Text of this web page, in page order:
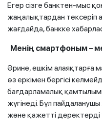
Егер сізге банктен-мыс
жаңалықтардан тексеріп
жағдайда, банкке
Менің смартфоным –
Әрине, ешкім алаяқтарға
өз еркімен бергісі
бағдарламалық
жүгінеді. Бұл
және қажетті деректерді